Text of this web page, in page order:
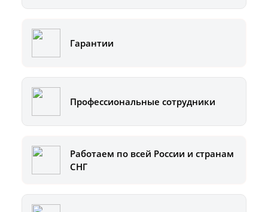
Гарантии
Профессиональные сотрудники
Работаем по всей России и странам
СНГ